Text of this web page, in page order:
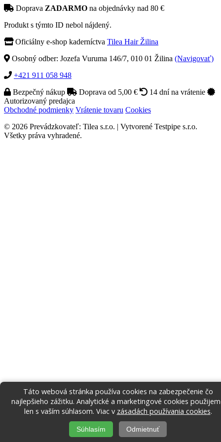
Doprava ZADARMO na objednávky nad 80 €
Produkt s týmto ID nebol nájdený.
Oficiálny e-shop kaderníctva Tilea Hair Žilina
Osobný odber: Jozefa Vuruma 146/7, 010 01 Žilina (Navigovať)
+421 911 058 948
Bezpečný nákup
Doprava od 5,00 €
14 dní na vrátenie
Autorizovaný predajca
Obchodné podmienky Vrátenie tovaru Cookies
© 2026 Prevádzkovateľ: Tilea s.r.o. | Vytvorené Testpipe s.r.o.
Všetky práva vyhradené.
Táto webová stránka používa cookies na zabezpečenie čo
najlepšieho zážitku. Analytické a marketingové cookies
len s vaším súhlasom. Viac v zásadách používania cookies.
Súhlasím Odmietnuť